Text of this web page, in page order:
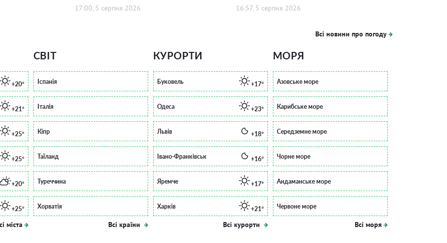
17:00, 5 серпня 2026 16:57, 5 серпня 2026
Всі новини про погоду
+20°
+21°
+25°
+25°
+20°
+25°
міста
СВІТ
Іспанія
Італія
Кіпр
Таїланд
Туреччина
Хорватія
Всі країни
КУРОРТИ
Буковель +17°
Одеса +23°
Львів +18°
Івано-Франківськ +16°
Яремче +17°
Харків +21°
Всі курорти
МОРЯ
Азовське море
Карибське море
Середземне море
Чорне море
Андаманське море
Червоне море
Всі моря